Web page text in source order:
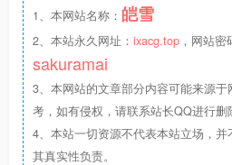
我在曲奇云盘分享了文件
https://quqi.avyeld.com/s/
1、本网站名称： 皑雪
2、本站永久网址： ixacg.top ，网站密
sakuramai
3、本网站的文章部分内容可能来源
考，如有侵权，请联系站长QQ进行删
4、本站一切资源不代表本站立场，
其真实性负责。